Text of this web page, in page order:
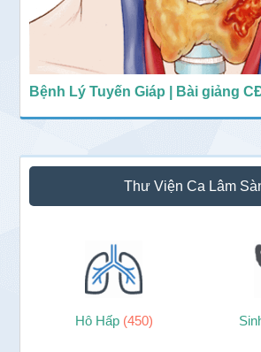
Bệnh Lý Tuyến Giáp | Bài giảng
Thư Viện Ca Lâm
Hô Hấp (450)